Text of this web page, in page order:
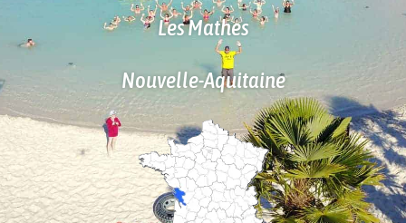
Les Mathes
Nouvelle-Aquitaine